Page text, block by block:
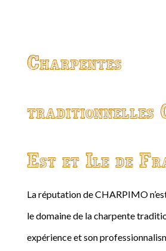
Charpentes
traditionnelles
Est et Ile de
La réputation de CHARPIMO
le domaine de la charpente
expérience et son